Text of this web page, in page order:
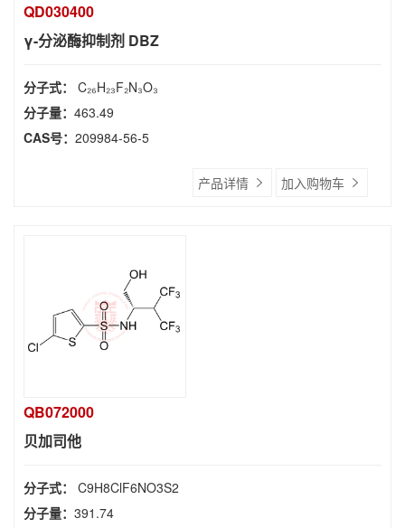
QD030400
γ-分泌酶抑制剂 DBZ
分子式： C₂₆H₂₃F₂N₃O₃
分子量： 463.49
CAS号： 209984-56-5
产品详情 加入购物车
QB072000
贝加司他
分子式： C9H8ClF6NO3S2
分子量： 391.74